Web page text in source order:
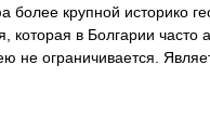
более крупной историко
которая в Болгарии часто
не ограничивается.